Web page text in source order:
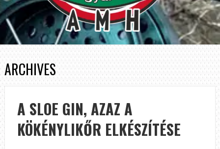
ARCHIVES
A SLOE GIN, AZAZ A
KÖKÉNYLIKŐR ELKÉSZÍTÉSE